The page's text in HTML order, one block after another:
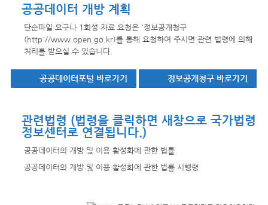
공공데이터 개방 계획
단순파일 요구나 1회성 자료 요청은 '정보공개청구
(http://www.open.go.kr)를 통해 요청하여 주시면 관련 법령에 의해
처리를 받으실 수 있습니다.
공공데이터포털 바로가기 정보공개청구 바로가기
관련법령 (법령을 클릭하면 새창으로 국가법령
정보센터로 연결됩니다.)
공공데이터의 개방 및 이용 활성화에 관한 법률
공공데이터의 개방 및 이용 활성화에 관한 법률 시행령